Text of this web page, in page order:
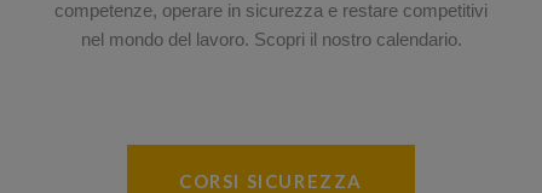
competenze, operare in sicurezza e restare competitivi
nel mondo del lavoro. Scopri il nostro calendario.
CORSI SICUREZZA